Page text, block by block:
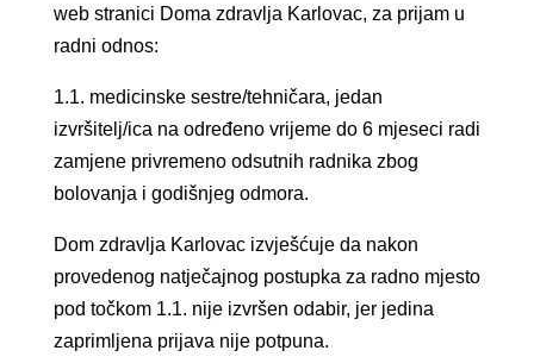
web stranici Doma zdravlja Karlovac, za prijam u
radni odnos:
1.1. medicinske sestre/tehničara, jedan
izvršitelj/ica na određeno vrijeme do 6 mjeseci radi
zamjene privremeno odsutnih radnika zbog
bolovanja i godišnjeg odmora.
Dom zdravlja Karlovac izvješćuje da nakon
provedenog natječajnog postupka za radno mjesto
pod točkom 1.1. nije izvršen odabir, jer jedina
zaprimljena prijava nije potpuna.